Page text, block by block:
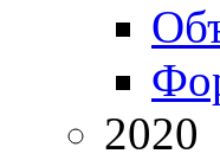
2020